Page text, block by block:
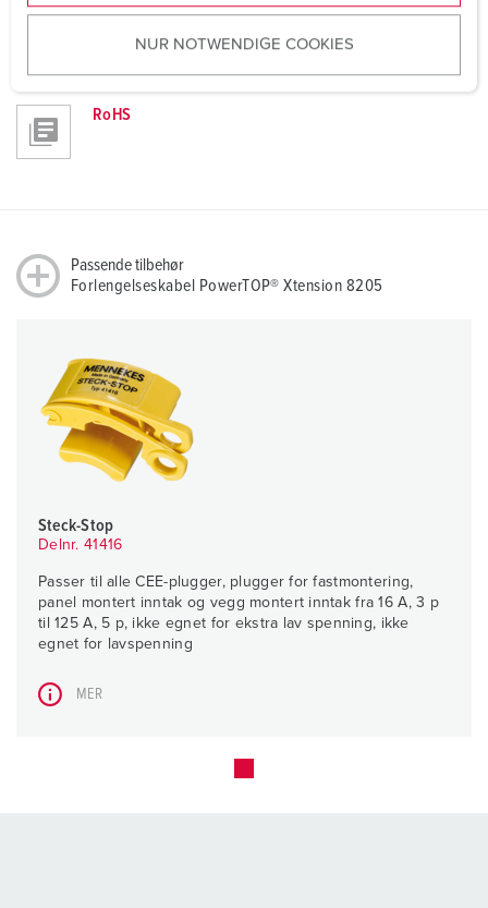
u
w
h
l
NUR NOTWENDIGE COOKIES
RoHS
Passende tilbehør
Forlengelseskabel PowerTOP® Xtension 8205
Steck-Stop
Delnr. 41416
Passer til alle CEE-plugger, plugger for fastmontering,
panel montert inntak og vegg montert inntak fra 16 A, 3 p
til 125 A, 5 p, ikke egnet for ekstra lav spenning, ikke
egnet for lavspenning
MER